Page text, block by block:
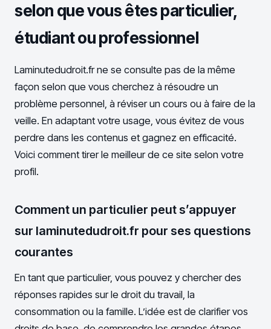
selon que vous êtes particulier,
étudiant ou professionnel
Laminutedudroit.fr ne se consulte pas de la même
façon selon que vous cherchez à résoudre un
problème personnel, à réviser un cours ou à faire de la
veille. En adaptant votre usage, vous évitez de vous
perdre dans les contenus et gagnez en efficacité.
Voici comment tirer le meilleur de ce site selon votre
profil.
Comment un particulier peut s’appuyer
sur laminutedudroit.fr pour ses questions
courantes
En tant que particulier, vous pouvez y chercher des
réponses rapides sur le droit du travail, la
consommation ou la famille. L’idée est de clarifier vos